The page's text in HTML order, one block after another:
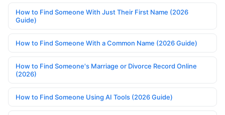
How to Find Someone With Just Their First Name (2026
Guide)
How to Find Someone With a Common Name (2026 Guide)
How to Find Someone's Marriage or Divorce Record Online
(2026)
How to Find Someone Using AI Tools (2026 Guide)